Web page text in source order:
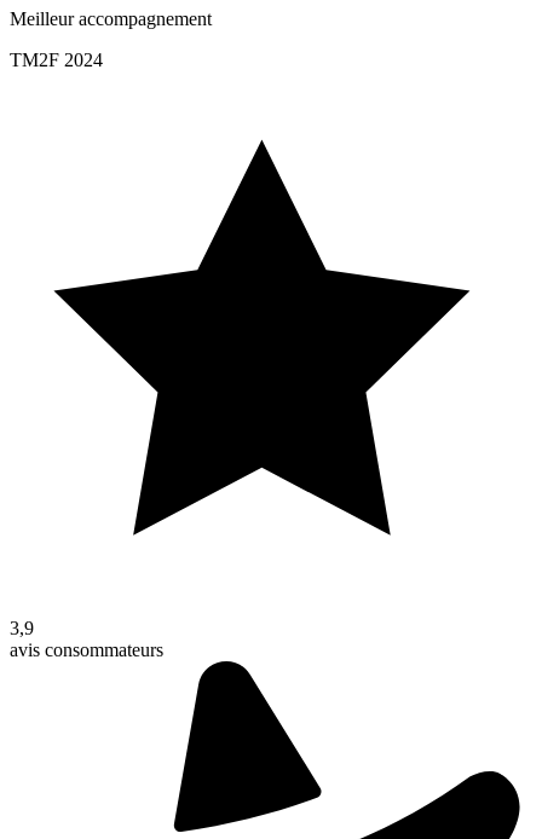
Meilleur accompagnement
TM2F 2024
3,9
avis consommateurs